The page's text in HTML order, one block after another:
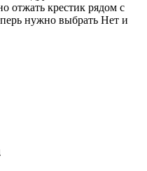
отжать крестик рядом с
нужно выбрать Нет и